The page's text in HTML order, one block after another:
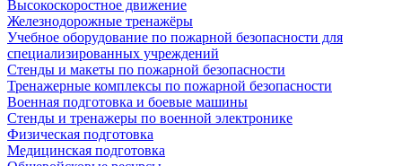
Высокоскоростное движение
Железнодорожные тренажёры
Учебное оборудование по пожарной безопасности для
специализированных учреждений
Стенды и макеты по пожарной безопасности
Тренажерные комплексы по пожарной безопасности
Военная подготовка и боевые машины
Стенды и тренажеры по военной электронике
Физическая подготовка
Медицинская подготовка